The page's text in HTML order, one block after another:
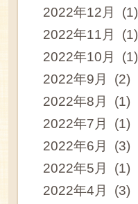
2022年12月 (1)
2022年11月 (1)
2022年10月 (1)
2022年9月 (2)
2022年8月 (1)
2022年7月 (1)
2022年6月 (3)
2022年5月 (1)
2022年4月 (3)